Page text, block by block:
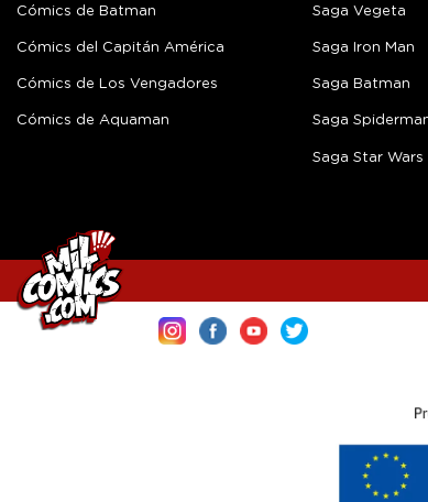
Cómics de Batman
Cómics del Capitán América
Cómics de Los Vengadores
Cómics de Aquaman
Saga Vegeta
Saga Iron Man
Saga Batman
Saga
Saga Star Wars